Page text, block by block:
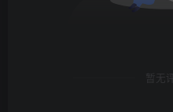
暂无